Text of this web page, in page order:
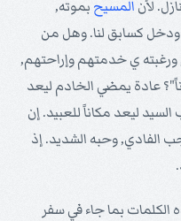
لأن المسيح بموته,
كسابق لنا. وهل من
ورغبته ي خدمتهم وإراحتهم,
عادة يمضي الخادم ليعد
ليعد مكاناً للعبيد. إن
الفادي, وحبه الشديد. إذ
الكلمات بما جاء في سفر